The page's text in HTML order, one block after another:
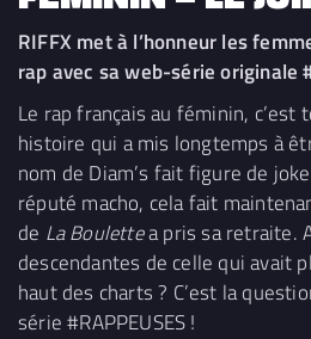
RIFFX met à l’honneur les
rap avec sa web-série originale
Le rap français au féminin,
histoire qui a mis longtemps à
nom de Diam’s fait figure de
réputé macho, cela fait
de La Boulettea pris sa retraite.
descendantes de celle qui avait
haut des charts ? C’est la
série #RAPPEUSES !